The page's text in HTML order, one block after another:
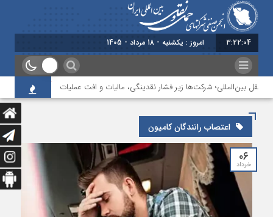
3:22:04 امروز : یکشنبه - 18 مرداد - 1405
بین‌المللی؛ شرکت‌ها زیر فشار نقدینگی، مالیات و افت عملیات بررسی
اعتصاب رانندگان کامیون
۰۶
خرداد